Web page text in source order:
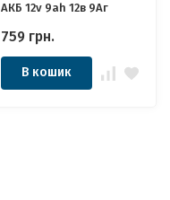
АКБ 12v 9ah 12в 9Аг
759 грн.
В кошик